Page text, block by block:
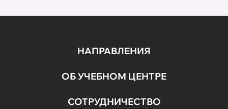
НАПРАВЛЕНИЯ
ОБ УЧЕБНОМ ЦЕНТРЕ
СОТРУДНИЧЕСТВО